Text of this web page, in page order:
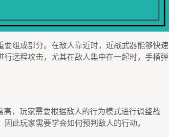
组成部分。在敌人靠近时，近战武器能够快速
远程攻击，尤其在敌人集中在一起时，手榴弹
高，玩家需要根据敌人的行为模式进行调整战
此玩家需要学会如何预判敌人的行动。